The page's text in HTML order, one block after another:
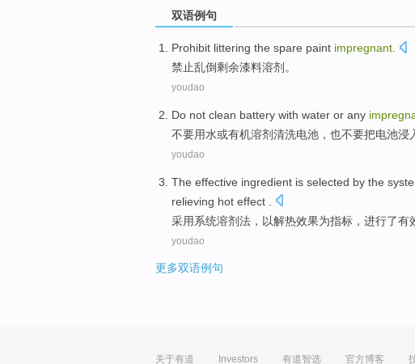
双语例句
Prohibit littering the spare paint impregnant
禁止乱倒剩余漆料溶剂 。
youdao
Do not clean battery with water or any
不要用水或有机溶剂清洗电池 ，也不要把电池浸
youdao
The effective ingredient is selected by the
relieving hot effect
采用系统溶剂法， 以解热效果为指标 ，进行了有
youdao
更多双语例句
关于有道 Investors 有道智选 官方博客